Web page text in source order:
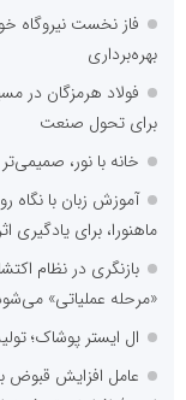
فاز نخست نیروگاه
بهره‌برداری
فولاد هرمزگان در
برای تحول صنعت
خانه با نور،
آموزش زبان با نگاه
ماهنورا، برای یادگیری
بازنگری در نظام
«مرحله عملیاتی»
ال ایستر پوشاک؛
عامل افزایش قبوض